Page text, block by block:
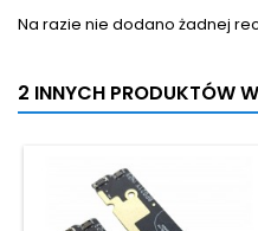
Na razie nie dodano żadnej
2 INNYCH PRODUKTÓW